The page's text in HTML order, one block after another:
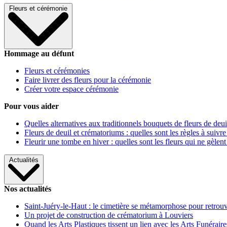
Fleurs et cérémonie
Hommage au défunt
Fleurs et cérémonies
Faire livrer des fleurs pour la cérémonie
Créer votre espace cérémonie
Pour vous aider
Quelles alternatives aux traditionnels bouquets de fleurs de
Fleurs de deuil et crématoriums : quelles sont les règles à
Fleurir une tombe en hiver : quelles sont les fleurs qui ne gèlent
Actualités
Nos actualités
Saint-Juéry-le-Haut : le cimetière se métamorphose pour
Un projet de construction de crématorium à Louviers
Quand les Arts Plastiques tissent un lien avec les Arts